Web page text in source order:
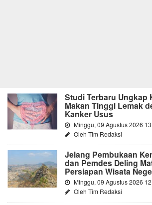
Studi Terbaru Ungkap
Makan Tinggi Lemak
Kanker Usus
Minggu, 09 Agustus 2026
Oleh Tim Redaksi
Jelang Pembukaan
dan Pemdes Deling
Persiapan Wisata
Minggu, 09 Agustus 2026
Oleh Tim Redaksi